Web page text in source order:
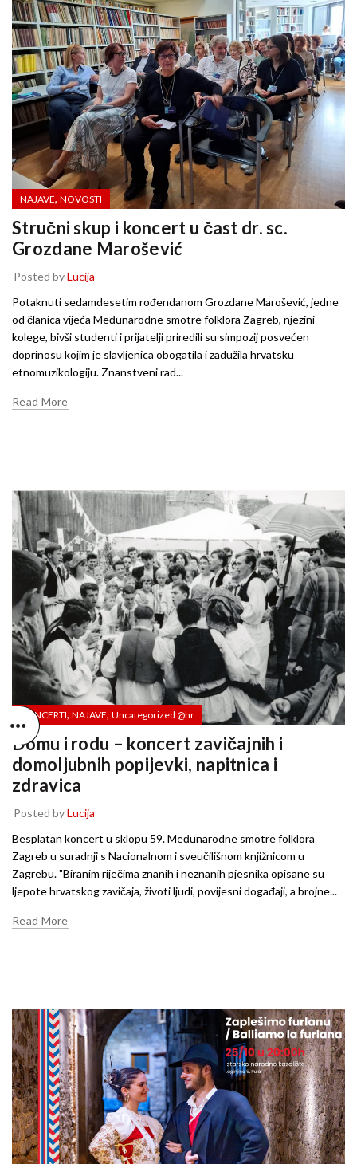
NAJAVE, NOVOSTI
Stručni skup i koncert u čast dr. sc.
Grozdane Marošević
Posted byLucija
Potaknuti sedamdesetim rođendanom Grozdane Marošević, jedne
od članica vijeća Međunarodne smotre folklora Zagreb, njezini
kolege, bivši studenti i prijatelji priredili su simpozij posvećen
doprinosu kojim je slavljenica obogatila i zadužila hrvatsku
etnomuzikologiju. Znanstveni rad...
Read More
KONCERTI, NAJAVE, Uncategorized @hr
Domu i rodu – koncert zavičajnih i
domoljubnih popijevki, napitnica i
zdravica
Posted byLucija
Besplatan koncert u sklopu 59. Međunarodne smotre folklora
Zagreb u suradnji s Nacionalnom i sveučilišnom knjižnicom u
Zagrebu. "Biranim riječima znanih i neznanih pjesnika opisane su
ljepote hrvatskog zavičaja, životi ljudi, povijesni događaji, a brojne...
Read More